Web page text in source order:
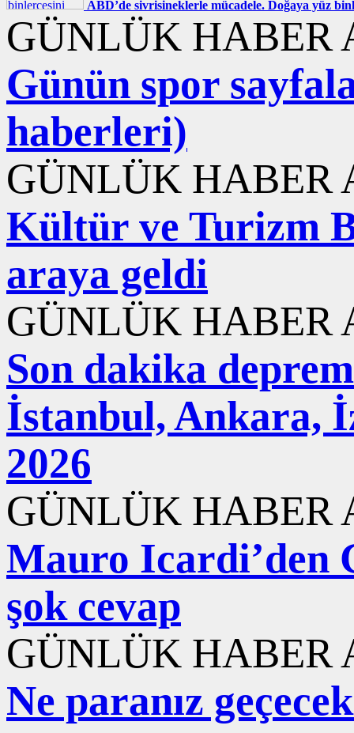
ABD’de sivrisineklerle mücadele. Doğaya yüz
GÜNLÜK HABER
Günün spor
haberleri)
GÜNLÜK HABER
Kültür ve Turizm
araya geldi
GÜNLÜK HABER
Son dakika
İstanbul, Ankara,
2026
GÜNLÜK HABER
Mauro Icardi’den
şok cevap
GÜNLÜK HABER
Ne paranız